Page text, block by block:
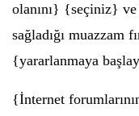
olanını} {seçiniz}
sağladığı muazzam
{yararlanmaya
{İnternet